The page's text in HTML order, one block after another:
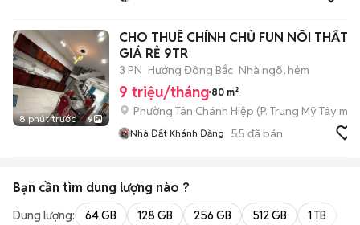
8 phút trước 9
CHO THUÊ CHÍNH CHỦ FUN NÔI THẤT
GIÁ RẺ 9TR
3 PN Hướng Đông Bắc Nhà ngõ, hẻm
9 triệu/tháng 80 m²
Phường Tân Chánh Hiệp (P. Trung Mỹ Tây mới)
Nhà Đất Khánh Đăng 55 đã bán
Bạn cần tìm dung lượng nào ?
Dung lượng: 64 GB 128 GB 256 GB 512 GB 1 TB